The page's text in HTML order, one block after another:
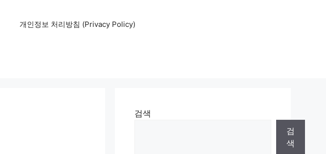
개인정보 처리방침 (Privacy Policy)
검색
검
색